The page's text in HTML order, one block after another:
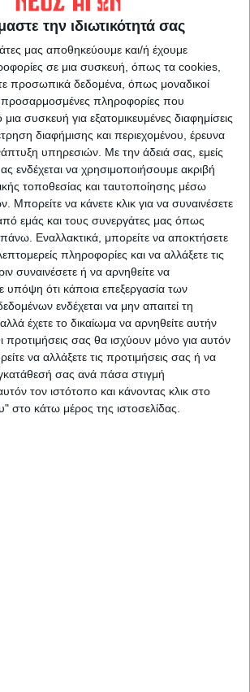
την ιδιωτικότητά σας
μας αποθηκεύουμε και/ή έχουμε
σε μια συσκευή, όπως τα cookies,
προσωπικά δεδομένα, όπως μοναδικοί
προσαρμοσμένες πληροφορίες που
συσκευή για εξατομικευμένες διαφημίσεις
διαφήμισης και περιεχομένου, έρευνα
υπηρεσιών. Με την άδειά σας, εμείς
ενδέχεται να χρησιμοποιήσουμε ακριβή
τοποθεσίας και ταυτοποίησης μέσω
να κάνετε κλικ για να συναινέσετε
εμάς και τους συνεργάτες μας όπως
Εναλλακτικά, μπορείτε να αποκτήσετε
πληροφορίες και να αλλάξετε τις
συναινέσετε ή να αρνηθείτε να
υπόψη ότι κάποια επεξεργασία των
ενδέχεται να μην απαιτεί τη
έχετε το δικαίωμα να αρνηθείτε αυτήν
προτιμήσεις σας θα ισχύουν μόνο για αυτόν
να αλλάξετε τις προτιμήσεις σας ή να
σας ανά πάσα στιγμή
τον ιστότοπο και κάνοντας κλικ στο
στο κάτω μέρος της ιστοσελίδας.
στεγαστικής
πληρωμές ύψους1.470.000
επιχειρήσεις ως πρώτη
επιχορήγησης
που επλήγησαναπό τις
περιλαμβάνονται
μονάδες και οιαγροτικές
μέχρισήμερα, στο
κύκλου της πρώτης
καταβληθεί 153,93εκατ.
νοικοκυριά, επιχειρήσεις,
μονάδες πουεπλήγησαν
πλημμυρικό
έπληξε τη Θεσσαλία,αλλά και